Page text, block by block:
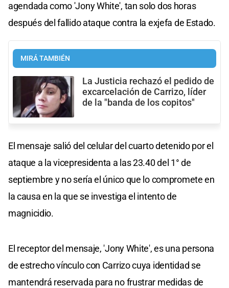
agendada como 'Jony White', tan solo dos horas
después del fallido ataque contra la exjefa de Estado.
MIRÁ TAMBIÉN
La Justicia rechazó el pedido de
excarcelación de Carrizo, líder
de la "banda de los copitos"
El mensaje salió del celular del cuarto detenido por el
ataque a la vicepresidenta a las 23.40 del 1° de
septiembre y no sería el único que lo compromete en
la causa en la que se investiga el intento de
magnicidio.
El receptor del mensaje, 'Jony White', es una persona
de estrecho vínculo con Carrizo cuya identidad se
mantendrá reservada para no frustrar medidas de